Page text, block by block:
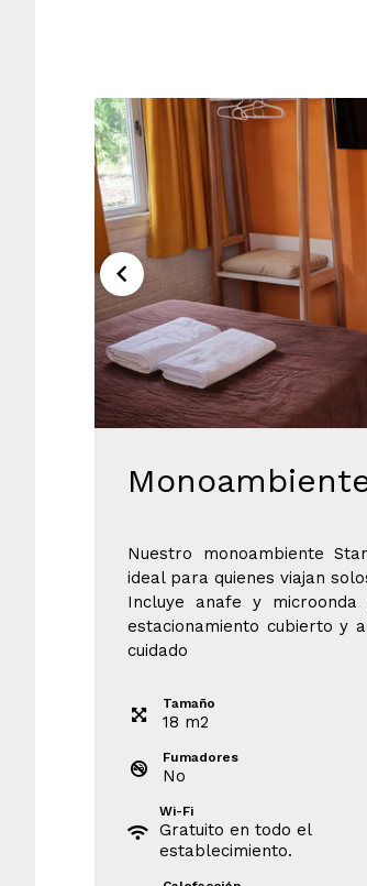
Nuestro monoambiente
ideal para quienes viajan
Incluye anafe y microonda
estacionamiento cubierto y
cuidado
Tamaño
18 m2
Fumadores
No
Wi-Fi
Gratuito en todo el
establecimiento.